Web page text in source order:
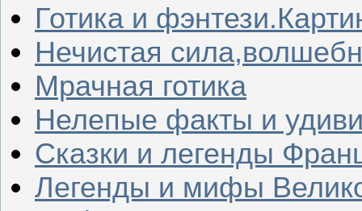
Готика и
Нечистая
Мрачная готика
Нелепые факты и
Сказки и легенды
Легенды и мифы